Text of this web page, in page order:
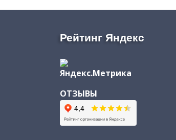
Рейтинг Яндекс
ОТЗЫВЫ